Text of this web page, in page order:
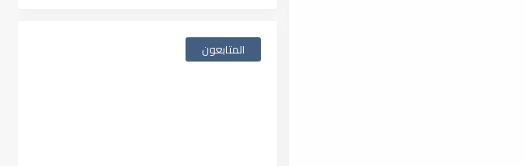
المتابعون